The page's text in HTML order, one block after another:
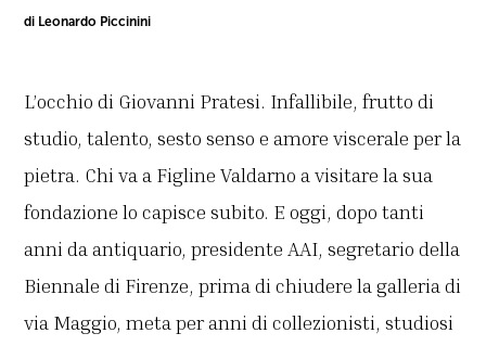
di Leonardo Piccinini
L’occhio di Giovanni Pratesi. Infallibile, frutto di
studio, talento, sesto senso e amore viscerale per la
pietra. Chi va a Figline Valdarno a visitare la sua
fondazione lo capisce subito. E oggi, dopo tanti
anni da antiquario, presidente AAI, segretario della
Biennale di Firenze, prima di chiudere la galleria di
via Maggio, meta per anni di collezionisti, studiosi